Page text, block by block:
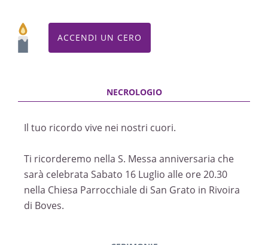
ACCENDI UN CERO
Il tuo ricordo vive nei nostri cuori.
Ti ricorderemo nella S. Messa anniversaria che
sarà celebrata Sabato 16 Luglio alle ore 20.30
nella Chiesa Parrocchiale di San Grato in Rivoira
di Boves.